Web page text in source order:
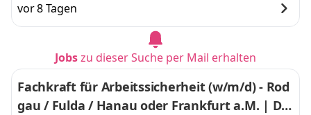
vor 8 Tagen
Jobszu dieser Suche per Mail erhalten
Fachkraft für Arbeitssicherheit (w/m/d) - Rod
gau / Fulda / Hanau oder Frankfurt a.M. | Die